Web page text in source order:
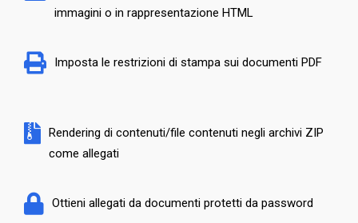
immagini o in rappresentazione HTML
Imposta le restrizioni di stampa sui documenti PDF
Rendering di contenuti/file contenuti negli archivi ZIP
come allegati
Ottieni allegati da documenti protetti da password